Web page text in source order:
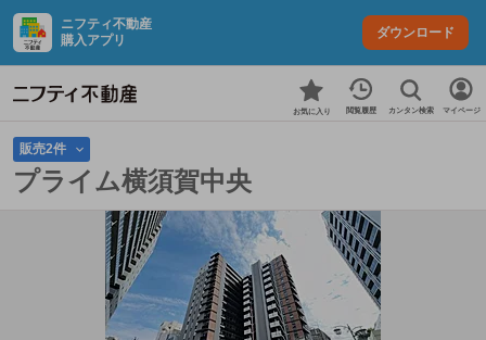
ニフティ不動産
購入アプリ
ダウンロード
お気に入り 閲覧履歴 カンタン検索 マイページ
販売2件
プライム横須賀中央